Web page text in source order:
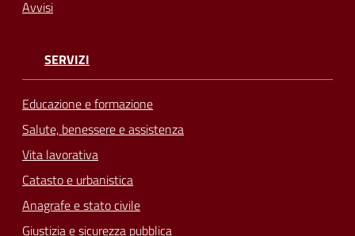
Avvisi
SERVIZI
Educazione e formazione
Salute, benessere e assistenza
Vita lavorativa
Catasto e urbanistica
Anagrafe e stato civile
Giustizia e sicurezza pubblica